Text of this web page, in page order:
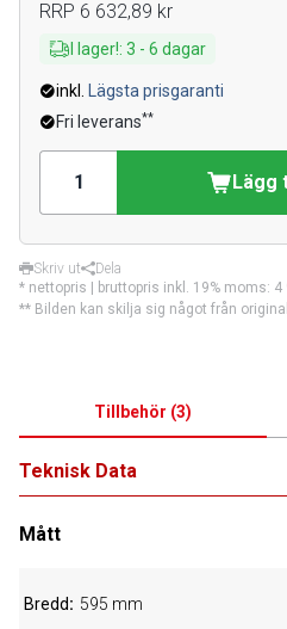
RRP 6 632,89 kr
I lager!: 3 - 6 dagar
inkl.
Lägsta prisgaranti
Fri leverans**
Lägg
Skriv ut
Dela
* nettopris | bruttopris inkl. 19% moms: 4
** Bilden kan skilja sig något från
Tillbehör (3)
Teknisk Data
Mått
Bredd 595 mm